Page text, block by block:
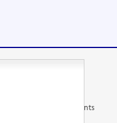
Les différents établissements